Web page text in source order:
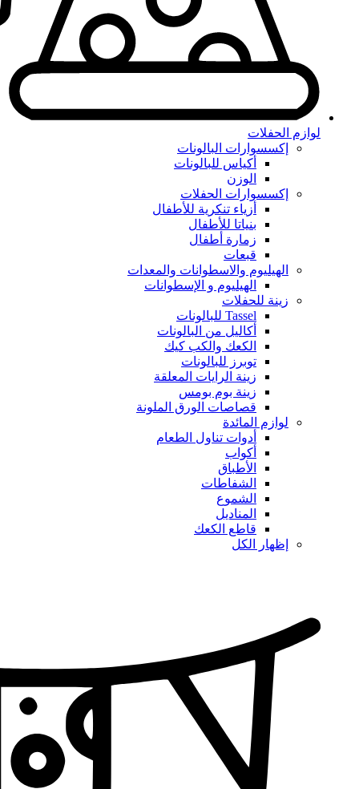
لوازم الحفلات
إكسسوارات البالونات
أكياس للبالونات
الوزن
إكسسوارات الحفلات
أزياء تنكرية للأطفال
بنياتا للأطفال
زمارة أطفال
قبعات
الهيليوم والاسطوانات والمعدات
الهيليوم و الإسطوانات
زينة للحفلات
Tassel للبالونات
أكاليل من البالونات
الكعك والكب كيك
توبرز للبالونات
زينة الرايات المعلقة
زينة بوم بومس
قصاصات الورق الملونة
لوازم المائدة
أدوات تناول الطعام
أكواب
الأطباق
الشفاطات
الشموع
المناديل
قاطع الكعك
إظهار الكل